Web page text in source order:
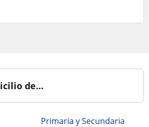
de...
Primaria y Secundaria